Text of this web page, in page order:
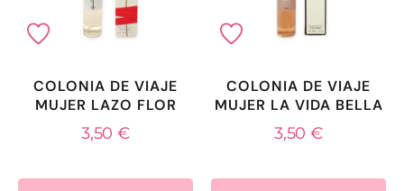
COLONIA DE VIAJE
MUJER LAZO FLOR
3,50€
COLONIA DE VIAJE
MUJER LA VIDA BELLA
3,50€